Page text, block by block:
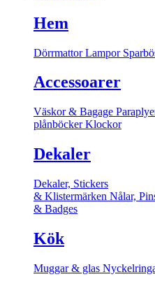
Hem
DörrmattorLampor
Accessoarer
Väskor & Bagage
plånböckerKlockor
Dekaler
Dekaler, Stickers
& Klistermärken Nålar,
& Badges
Kök
Muggar & glas